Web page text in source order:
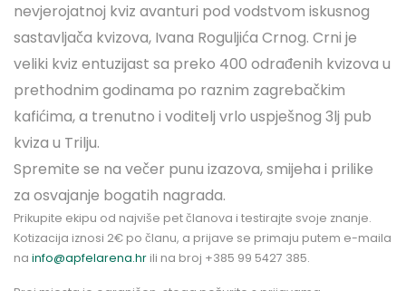
nevjerojatnoj kviz avanturi pod vodstvom iskusnog
sastavljača kvizova, Ivana Roguljića Crnog. Crni je
veliki kviz entuzijast sa preko 400 odrađenih kvizova u
prethodnim godinama po raznim zagrebačkim
kafićima, a trenutno i voditelj vrlo uspješnog 3lj pub
kviza u Trilju.
Spremite se na večer punu izazova, smijeha i prilike
za osvajanje bogatih nagrada.
Prikupite ekipu od najviše pet članova i testirajte svoje znanje.
Kotizacija iznosi 2€ po članu, a prijave se primaju putem e-maila
na info@apfelarena.hr ili na broj +385 99 5427 385.